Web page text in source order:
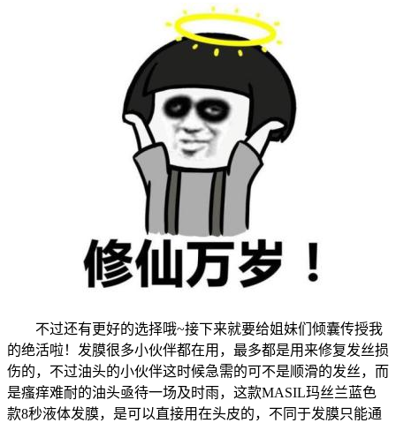
不过还有更好的选择哦~接下来就要给姐妹们倾囊传授我
的绝活啦！发膜很多小伙伴都在用，最多都是用来修复发丝损
伤的，不过油头的小伙伴这时候急需的可不是顺滑的发丝，而
是瘙痒难耐的油头亟待一场及时雨，这款MASIL玛丝兰蓝色
款8秒液体发膜，是可以直接用在头皮的，不同于发膜只能通